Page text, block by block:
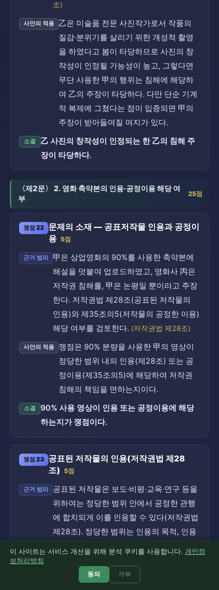
조)
사안의 적용
乙은 미술품 전문 사진작가로서 작품의
질감·분위기를 살리기 위한 개성적 촬영
을 하였다고 봄이 타당하므로 사진의 창
작성이 인정될 가능성이 높고, 그렇다면
무단 사용한 甲의 행위는 침해에 해당하
여 乙의 주장이 타당하다. 다만 단순 기계
적 복제에 그쳤다는 점이 입증되면 甲의
주장이 받아들여질 여지가 있다.
소결
乙 사진의 창작성이 인정되는 한 乙의 침해 주
장이 타당하다.
〈제2문〉 2. 영화 축약본의 인용·공정이용 해당 여
부
25점
쟁점 22
문제의 소재 — 공표저작물 인용과 공정이
용 5점
근거 법리
甲은 상업영화의 90%를 사용한 축약본에
해설을 덧붙여 업로드하였고, 영화사 丙은
저작권 침해를, 甲은 논평일 뿐이라고 주장
한다. 저작권법 제28조(공표된 저작물의
인용)와 제35조의5(저작물의 공정한 이용)
해당 여부를 검토한다. (저작권법 제28조)
사안의 적용
쟁점은 90% 분량을 사용한 甲의 영상이
정당한 범위 내의 인용(제28조) 또는 공
정이용(제35조의5)에 해당하여 저작권
침해의 책임을 면하는지이다.
소결
90% 사용 영상이 인용 또는 공정이용에 해당
하는지가 쟁점이다.
쟁점 23
공표된 저작물의 인용(저작권법 제28
조) 5점
근거 법리
공표된 저작물은 보도·비평·교육·연구 등을
위하여는 정당한 범위 안에서 공정한 관행
에 합치되게 이를 인용할 수 있다(저작권법
제28조). 정당한 범위는 인용의 목적, 인용
여 판단하며, 인용저작물이 주(主)이고 피
이 사이트는 서비스 개선을 위해 분석 쿠키를 사용합니다. 개인정
보처리방침
동의 거부